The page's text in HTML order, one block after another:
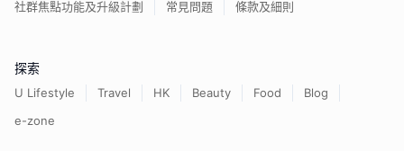
社群焦點功能及升級計劃
常見問題 條款及細則
探索
U Lifestyle Travel HK Beauty Food
Blog
e-zone